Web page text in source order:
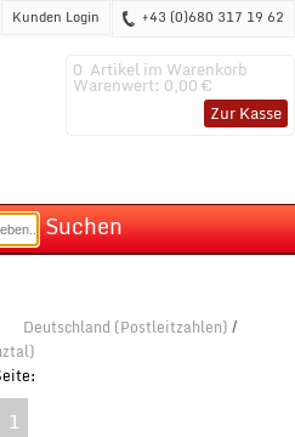
+43 (0)680 317 19 62
Kunden Login
0 Artikel im Warenkorb
Warenwert: 0,00 €
Zur Kasse
Suchen
Deutschland (Postleitzahlen) /
1